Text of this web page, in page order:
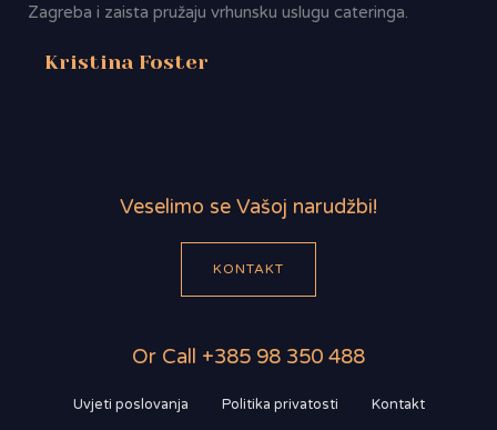
Zagreba i zaista pružaju vrhunsku uslugu cateringa.
Kristina Foster
Veselimo se Vašoj narudžbi!
KONTAKT
Or Call +385 98 350 488
Uvjeti poslovanja Politika privatosti Kontakt